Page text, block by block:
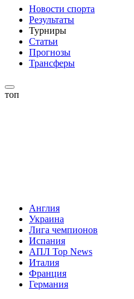
Новости спорта
Результаты
Турниры
Статьи
Прогнозы
Трансферы
топ
Англия
Украина
Лига чемпионов
Испания
АПЛ Top News
Италия
Франция
Германия